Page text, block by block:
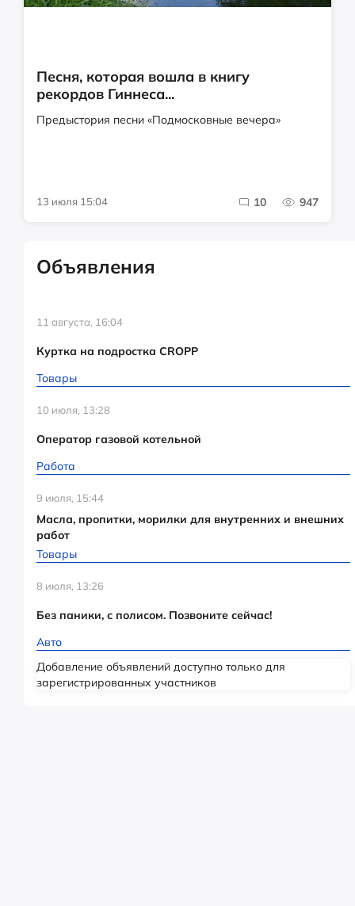
Песня, которая вошла в книгу
рекордов Гиннеса...
Предыстория песни «Подмосковные вечера»
13 июля 15:04 10 947
Объявления
11 августа, 16:04
Куртка на подростка CROPP
Товары
10 июля, 13:28
Оператор газовой котельной
Работа
9 июля, 15:44
Масла, пропитки, морилки для внутренних и внешних
работ
Товары
8 июля, 13:26
Без паники, с полисом. Позвоните сейчас!
Авто
Добавление объявлений доступно только для
зарегистрированных участников